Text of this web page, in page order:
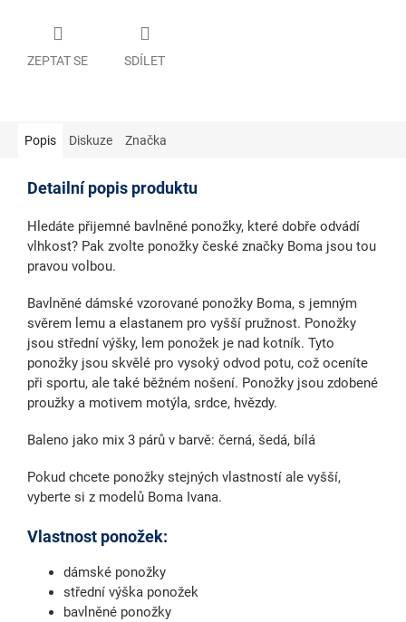
ZEPTAT SE SDÍLET
Popis Diskuze Značka
Detailní popis produktu
Hledáte přijemné bavlněné ponožky, které dobře odvádí
vlhkost? Pak zvolte ponožky české značky Boma jsou tou
pravou volbou.
Bavlněné dámské vzorované ponožky Boma, s jemným
svěrem lemu a elastanem pro vyšší pružnost. Ponožky
jsou střední výšky, lem ponožek je nad kotník. Tyto
ponožky jsou skvělé pro vysoký odvod potu, což oceníte
při sportu, ale také běžném nošení. Ponožky jsou zdobené
proužky a motivem motýla, srdce, hvězdy.
Baleno jako mix 3 párů v barvě: černá, šedá, bílá
Pokud chcete ponožky stejných vlastností ale vyšší,
vyberte si z modelů Boma Ivana.
Vlastnost ponožek:
dámské ponožky
střední výška ponožek
bavlněné ponožky